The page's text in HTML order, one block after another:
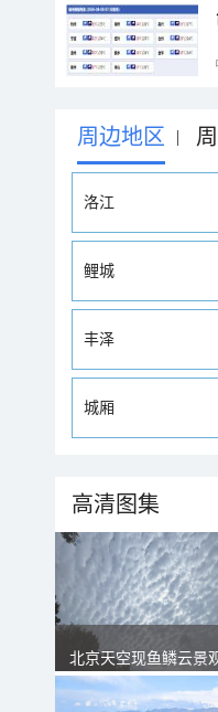
周边地区 |
洛江
鲤城
丰泽
城厢
高清图集
北京天空现鱼鳞云景